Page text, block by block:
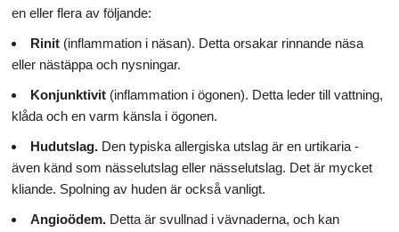
en eller flera av följande:
Rinit (inflammation i näsan). Detta orsakar rinnande näsa
eller nästäppa och nysningar.
Konjunktivit (inflammation i ögonen). Detta leder till vattning,
klåda och en varm känsla i ögonen.
Hudutslag. Den typiska allergiska utslag är en urtikaria -
även känd som nässelutslag eller nässelutslag. Det är mycket
kliande. Spolning av huden är också vanligt.
Angioödem. Detta är svullnad i vävnaderna, och kan